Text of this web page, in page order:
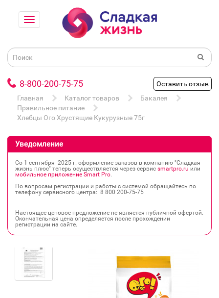
8-800-200-75-75
Оставить отзыв
Главная
Каталог товаров
Бакалея
Правильное питание
Хлебцы Ого Хрустящие Кукурузные 75г
Уведомление
Со 1 сентября 2025 г. оформление заказов в компанию "Сладкая
жизнь плюс" теперь осуществляется через сервис smartpro.ru или
мобильное приложение Smart Pro.
По вопросам регистрации и работы с системой обращайтесь по
телефону сервисного центра: 8 800 200‐75‐75
Настоящее ценовое предложение не является публичной офертой.
Окончательная цена определяется после прохождении
регистрации на сайте.